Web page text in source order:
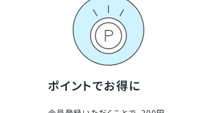
ポイントでお得に